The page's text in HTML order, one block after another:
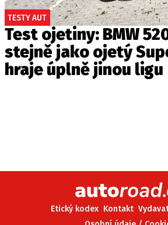
TESTY AUT
Test ojetiny: BMW
stejně jako ojetý
hraje úplně jinou ligu
Etický kodex Kontakt